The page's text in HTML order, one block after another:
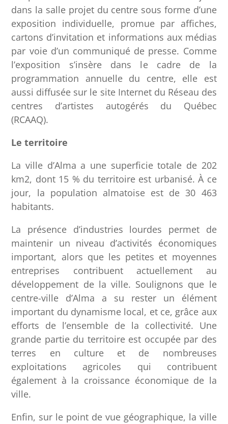
dans la salle projet du centre sous forme d’une
exposition individuelle, promue par affiches,
cartons d’invitation et informations aux médias
par voie d’un communiqué de presse. Comme
l’exposition s’insère dans le cadre de la
programmation annuelle du centre, elle est
aussi diffusée sur le site Internet du Réseau des
centres d’artistes autogérés du Québec
(RCAAQ).
Le territoire
La ville d’Alma a une superficie totale de 202
km2, dont 15 % du territoire est urbanisé. À ce
jour, la population almatoise est de 30 463
habitants.
La présence d’industries lourdes permet de
maintenir un niveau d’activités économiques
important, alors que les petites et moyennes
entreprises contribuent actuellement au
développement de la ville. Soulignons que le
centre-ville d’Alma a su rester un élément
important du dynamisme local, et ce, grâce aux
efforts de l’ensemble de la collectivité. Une
grande partie du territoire est occupée par des
terres en culture et de nombreuses
exploitations agricoles qui contribuent
également à la croissance économique de la
ville.
Enfin, sur le point de vue géographique, la ville